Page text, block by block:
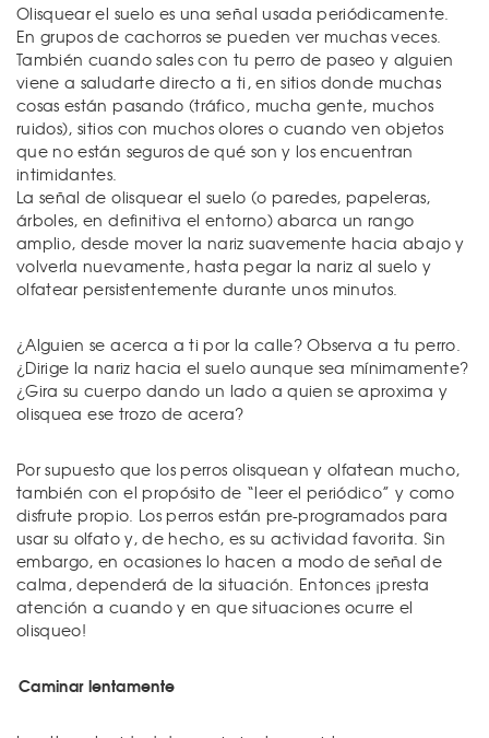
Olisquear el suelo es una señal usada periódicamente.
En grupos de cachorros se pueden ver muchas veces.
También cuando sales con tu perro de paseo y alguien
viene a saludarte directo a ti, en sitios donde muchas
cosas están pasando (tráfico, mucha gente, muchos
ruidos), sitios con muchos olores o cuando ven objetos
que no están seguros de qué son y los encuentran
intimidantes.
La señal de olisquear el suelo (o paredes, papeleras,
árboles, en definitiva el entorno) abarca un rango
amplio, desde mover la nariz suavemente hacia abajo y
volverla nuevamente, hasta pegar la nariz al suelo y
olfatear persistentemente durante unos minutos.
¿Alguien se acerca a ti por la calle? Observa a tu perro.
¿Dirige la nariz hacia el suelo aunque sea mínimamente?
¿Gira su cuerpo dando un lado a quien se aproxima y
olisquea ese trozo de acera?
Por supuesto que los perros olisquean y olfatean mucho,
también con el propósito de “leer el periódico” y como
disfrute propio. Los perros están pre-programados para
usar su olfato y, de hecho, es su actividad favorita. Sin
embargo, en ocasiones lo hacen a modo de señal de
calma, dependerá de la situación. Entonces ¡presta
atención a cuando y en que situaciones ocurre el
olisqueo!
Caminar lentamente